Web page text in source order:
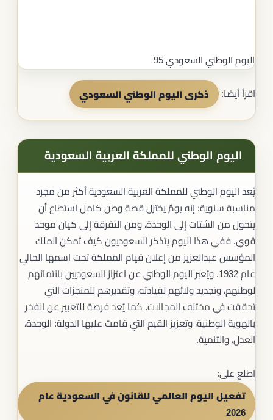
اليوم الوطني السعودي 95
اقرأ أيضا: ذكرى اليوم الوطني السعودي
اليوم الوطني للمملكة العربية السعودية​
يُعد اليوم الوطني للمملكة العربية السعودية أكثر من مجرد
مناسبة سنوية؛ إنه يومٌ يختزل قصة وطن كامل استطاع أن
يتحول من الشتات إلى الوحدة، ومن التفرقة إلى كيان موحد
قوي. ففي هذا اليوم يتذكر السعوديون كيف تمكن الملك
المؤسس عبدالعزيز من إعلان قيام المملكة تحت اسمها الحالي
عام 1932. ويُعبر اليوم الوطني عن اعتزاز السعوديين بانتمائهم
لوطنهم، وتجديد ولائهم لقيادته، وتقديرهم للمنجزات التي
تحققت في مختلف المجالات. كما يُعد فرصة للتعبير عن الفخر
بالهوية الوطنية، وتعزيز القيم التي قامت عليها الدولة: الوحدة،
العدل، والتنمية.
اطلع على:
تفعيل اليوم العالمي للقانون في السعودية عام
2026